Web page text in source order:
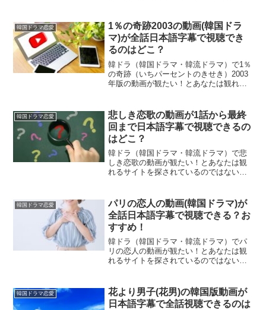
もちろん、違法アップロードされたサイ
トではありませんので、ご安...
韓国ドラマ恋愛
1％の奇跡2003の動画(韓国ドラ
マ)が全話日本語字幕で視聴でき
るのはどこ？
韓ドラ（韓国ドラマ・韓流ドラマ）で1％
の奇跡（いちパーセントのきせき）2003
年版の動画が観たい！とあなたは観れる
ことができます。もちろん、違法アップ
ロードされたサイト...
韓国ドラマ恋愛
悲しき恋歌の動画が1話から最終
回まで日本語字幕で視聴できるの
はどこ？
韓ドラ（韓国ドラマ・韓流ドラマ）で悲
しき恋歌の動画が観たい！とあなたは観
れるサイトを探されているのではないで
ップロードされたサイトではありません
ので、ご安心ください。※...
韓国ドラマ恋愛
パリの恋人の動画(韓国ドラマ)が
全話日本語字幕で視聴できる？お
すすめ！
韓ドラ（韓国ドラマ・韓流ドラマ）でパ
リの恋人の動画が観たい！とあなたは観
れるサイトを探されているのではないで
ップロードされたサイトではありません
ので、ご安心ください。※...
韓国ドラマ恋愛
花より男子(花男)の韓国版動画が
日本語字幕で全話視聴できるのは